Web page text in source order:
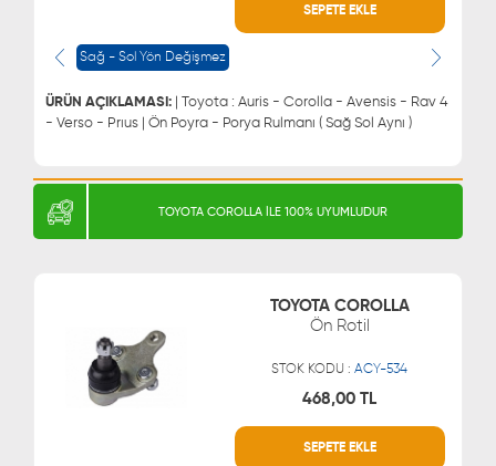
SEPETE EKLE
Sağ - Sol Yön Değişmez
ÜRÜN AÇIKLAMASI: | Toyota : Auris - Corolla - Avensis - Rav 4
- Verso - Prıus | Ön Poyra - Porya Rulmanı ( Sağ Sol Aynı )
0543 329 21 66
0543 329 21 55
MÜŞTERİ HİZMETLERİ
TOYOTA COROLLA İLE 100% UYUMLUDUR
TOYOTA COROLLA
Ön Rotil
STOK KODU :ACY-534
468,00 TL
SEPETE EKLE